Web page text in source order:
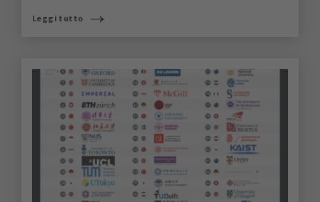
Leggi tutto